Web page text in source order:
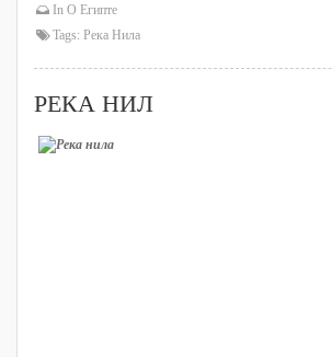
In О Египте
Tags: Река Нила
РЕКА НИЛ